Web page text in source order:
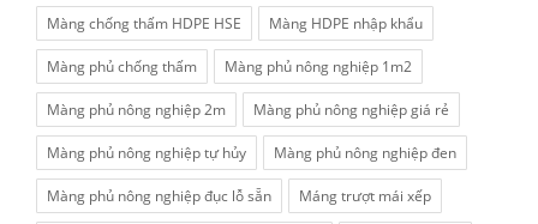
Màng chống thấm HDPE HSE Màng HDPE nhập khẩu
Màng phủ chống thấm Màng phủ nông nghiệp 1m2
Màng phủ nông nghiệp 2m Màng phủ nông nghiệp giá rẻ
Màng phủ nông nghiệp tự hủy Màng phủ nông nghiệp đen
Màng phủ nông nghiệp đục lỗ sẵn Máng trượt mái xếp